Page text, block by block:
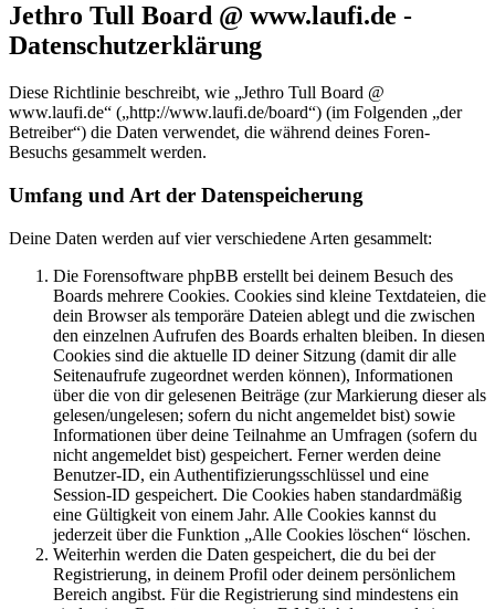
Jethro Tull Board @ www.laufi.de -
Datenschutzerklärung
Diese Richtlinie beschreibt, wie „Jethro Tull Board @
www.laufi.de“ („http://www.laufi.de/board“) (im Folgenden „der
Betreiber“) die Daten verwendet, die während deines Foren-
Besuchs gesammelt werden.
Umfang und Art der Datenspeicherung
Deine Daten werden auf vier verschiedene Arten gesammelt:
Die Forensoftware phpBB erstellt bei deinem Besuch des
Boards mehrere Cookies. Cookies sind kleine Textdateien, die
dein Browser als temporäre Dateien ablegt und die zwischen
den einzelnen Aufrufen des Boards erhalten bleiben. In diesen
Cookies sind die aktuelle ID deiner Sitzung (damit dir alle
Seitenaufrufe zugeordnet werden können), Informationen
über die von dir gelesenen Beiträge (zur Markierung dieser als
gelesen/ungelesen; sofern du nicht angemeldet bist) sowie
Informationen über deine Teilnahme an Umfragen (sofern du
nicht angemeldet bist) gespeichert. Ferner werden deine
Benutzer-ID, ein Authentifizierungsschlüssel und eine
Session-ID gespeichert. Die Cookies haben standardmäßig
eine Gültigkeit von einem Jahr. Alle Cookies kannst du
jederzeit über die Funktion „Alle Cookies löschen“ löschen.
Weiterhin werden die Daten gespeichert, die du bei der
Registrierung, in deinem Profil oder deinem persönlichem
Bereich angibst. Für die Registrierung sind mindestens ein